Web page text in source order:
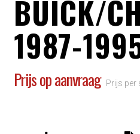
BUICK/
1987-
Prijs op aanvraag Prijs per